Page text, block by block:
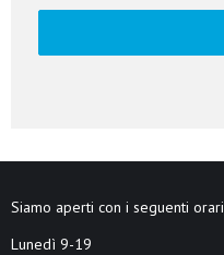
Siamo aperti con i seguenti orari
Lunedì 9-19